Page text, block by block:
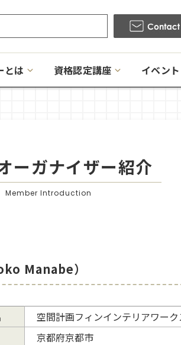
とは 資格認定講座 イベン
ーガナイザー紹介
Member Introduction
Manabe）
空間計画フィンインテリアワー
京都府京都市